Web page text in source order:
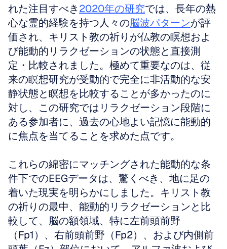
れた注目すべき2020年の研究では、長年の熱
心な霊的経験を持つ人々の脳波パターンが評
価され、キリスト教の祈りが仏教の瞑想およ
び能動的リラクゼーションの状態と直接測
定・比較されました。極めて重要なのは、従
来の瞑想研究が受動的で完全に非活動的な安
静状態と瞑想を比較することが多かったのに
対し、この研究ではリラクゼーション段階に
ある参加者に、過去の心地よい記憶に能動的
に焦点を当てることを求めた点です。
これらの綿密にマッチングされた能動的な条
件下でのEEGデータは、驚くべき、地に足の
着いた現実を明らかにしました。キリスト教
の祈りの最中、能動的リラクゼーションと比
較して、脳の額領域、特に左前頭前野
（Fp1）、右前頭前野（Fp2）、および内側前